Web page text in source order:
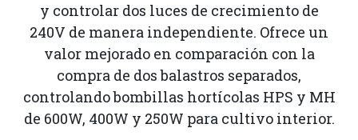
y controlar dos luces de crecimiento de
240V de manera independiente. Ofrece un
valor mejorado en comparación con la
compra de dos balastros separados,
controlando bombillas hortícolas HPS y MH
de 600W, 400W y 250W para cultivo interior.